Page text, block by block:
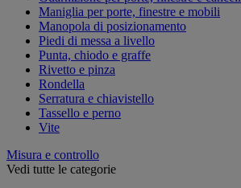
Maniglia per porte, finestre e mobili
Manopola di posizionamento
Piedi di messa a livello
Punta, chiodo e graffe
Rivetto e pinza
Rondella
Serratura e chiavistello
Tassello e perno
Vite
Misura e controllo
Vedi tutte le categorie